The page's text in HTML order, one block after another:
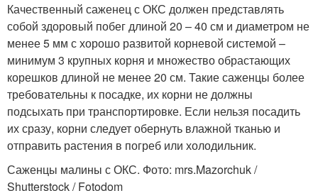
Качественный саженец с ОКС должен представлять
собой здоровый побег длиной 20 – 40 см и диаметром не
менее 5 мм с хорошо развитой корневой системой –
минимум 3 крупных корня и множество обрастающих
корешков длиной не менее 20 см. Такие саженцы более
требовательны к посадке, их корни не должны
подсыхать при транспортировке. Если нельзя посадить
их сразу, корни следует обернуть влажной тканью и
отправить растения в погреб или холодильник.
Саженцы малины с ОКС. Фото: mrs.Mazorchuk /
Shutterstock / Fotodom